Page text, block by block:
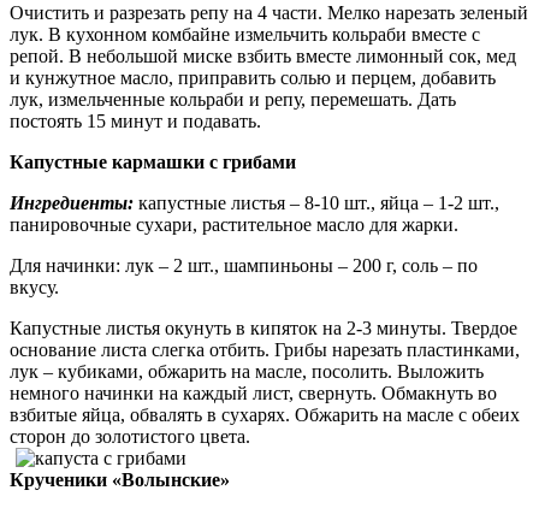
Очистить и разрезать репу на 4 части. Мелко нарезать зеленый
лук. В кухонном комбайне измельчить кольраби вместе с
репой. В небольшой миске взбить вместе лимонный сок, мед
и кунжутное масло, приправить солью и перцем, добавить
лук, измельченные кольраби и репу, перемешать. Дать
постоять 15 минут и подавать.
Капустные кармашки с грибами
Ингредиенты: капустные листья – 8-10 шт., яйца – 1-2 шт.,
панировочные сухари, растительное масло для жарки.
Для начинки: лук – 2 шт., шампиньоны – 200 г, соль – по
вкусу.
Капустные листья окунуть в кипяток на 2-3 минуты. Твердое
основание листа слегка отбить. Грибы нарезать пластинками,
лук – кубиками, обжарить на масле, посолить. Выложить
немного начинки на каждый лист, свернуть. Обмакнуть во
взбитые яйца, обвалять в сухарях. Обжарить на масле с обеих
сторон до золотистого цвета.
Крученики «Волынские»